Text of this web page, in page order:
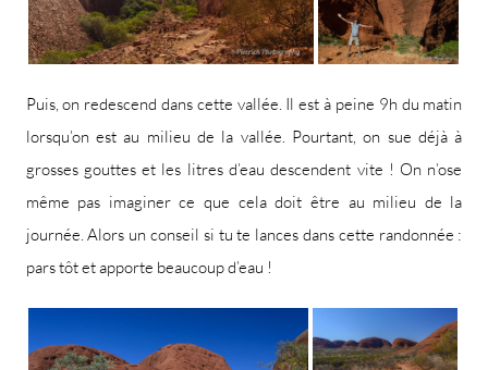
Puis, on redescend dans cette vallée. Il est à peine 9h du matin
lorsqu’on est au milieu de la vallée. Pourtant, on sue déjà à
grosses gouttes et les litres d’eau descendent vite ! On n’ose
même pas imaginer ce que cela doit être au milieu de la
journée. Alors un conseil si tu te lances dans cette randonnée :
pars tôt et apporte beaucoup d’eau !